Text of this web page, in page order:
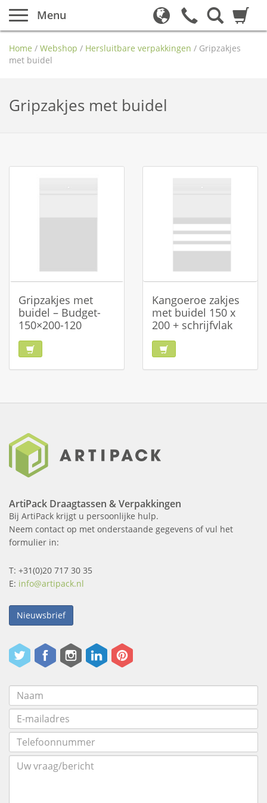
Menu
Home / Webshop / Hersluitbare verpakkingen / Gripzakjes
met buidel
Gripzakjes met buidel
Gripzakjes met
buidel – Budget-
150×200-120
Kangoeroe zakjes
met buidel 150 x
200 + schrijfvlak
ArtiPack Draagtassen & Verpakkingen
Bij ArtiPack krijgt u persoonlijke hulp.
Neem contact op met onderstaande gegevens of vul het
formulier in:
T: +31(0)20 717 30 35
E: info@artipack.nl
Nieuwsbrief